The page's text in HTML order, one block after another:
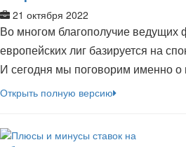
21 октября 2022
Во многом благополучие ведущих
европейских лиг базируется на
И сегодня мы поговорим именно о
Открыть полную версию